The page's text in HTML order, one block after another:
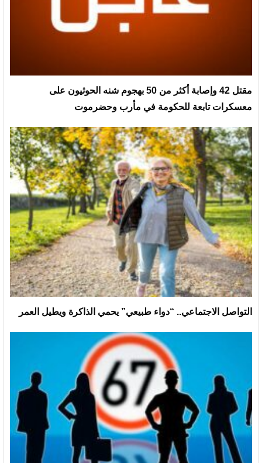
مقتل 42 وإصابة أكثر من 50 بهجوم شنه الحوثيون على
معسكرات تابعة للحكومة في مأرب وحضرموت
التواصل الاجتماعي.. “دواء طبيعي” يحمي الذاكرة ويطيل العمر